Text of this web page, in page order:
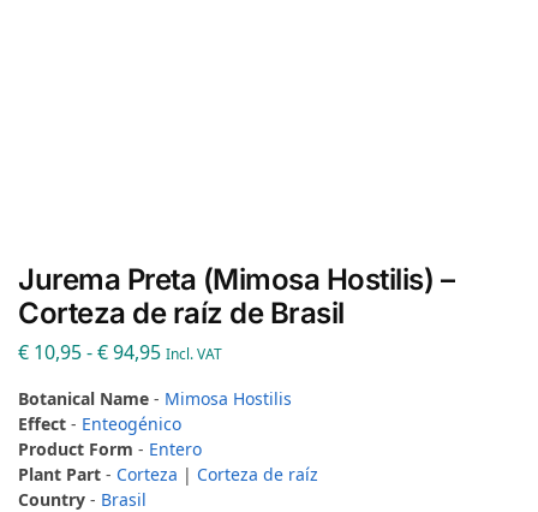
Jurema Preta (Mimosa Hostilis) –
Corteza de raíz de Brasil
€ 10,95-€94,95 Incl. VAT
Botanical Name - Mimosa Hostilis
Effect - Enteogénico
Product Form - Entero
Plant Part - Corteza | Corteza de raíz
Country - Brasil